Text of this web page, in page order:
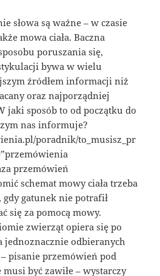
słowa są ważne – w czasie
mowa ciała. Baczna
poruszania się,
bywa w wielu
źródłem informacji niż
oraz najporządniej
jaki sposób to od początku do
nas informuje?
poradnik/to_musisz_pr
przemówień
schemat mowy ciała trzeba
gdy gatunek nie potrafił
się za pomocą mowy.
zwierząt opiera się po
jednoznacznie odbieranych
– pisanie przemówień pod
być zawiłe – wystarczy